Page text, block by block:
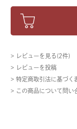
> レビューを見る(2件)
> レビューを投稿
> 特定商取引法に基づく
> この商品について問い